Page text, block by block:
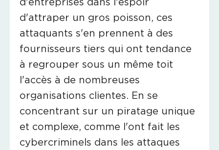
d'attraper un gros poisson, ces
attaquants s'en prennent à des
fournisseurs tiers qui ont tendance
à regrouper sous un même toit
l'accès à de nombreuses
organisations clientes. En se
concentrant sur un piratage unique
et complexe, comme l'ont fait les
cybercriminels dans les attaques